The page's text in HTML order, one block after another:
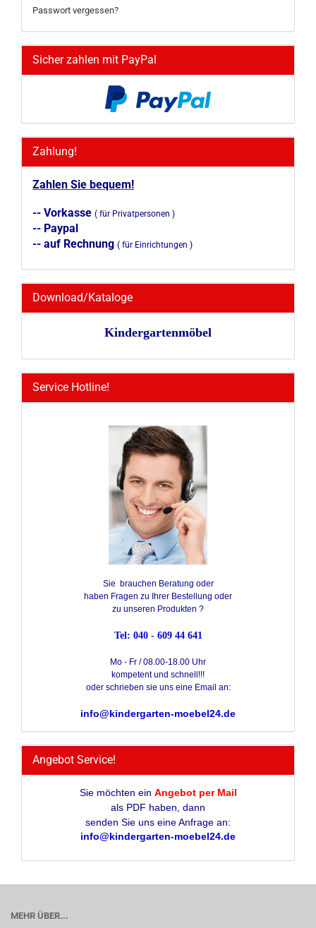
Passwort vergessen?
Sicher zahlen mit PayPal
Zahlung!
Zahlen Sie bequem!
-- Vorkasse ( für Privatpersonen )
-- Paypal
-- auf Rechnung ( für Einrichtungen )
Download/Kataloge
Kindergartenmöbel
Service Hotline!
Sie brauchen Beratung oder
haben Fragen zu Ihrer Bestellung oder
zu unseren Produkten ?
Tel: 040 - 609 44 641
Mo - Fr / 08.00-18.00 Uhr
kompetent und schnell!!!
oder schrieben sie uns eine Email an:
info@kindergarten-moebel24.de
Angebot Service!
Sie möchten ein Angebot per Mail
als PDF haben, dann
senden Sie uns eine Anfrage an:
info@kindergarten-moebel24.de
MEHR ÜBER...